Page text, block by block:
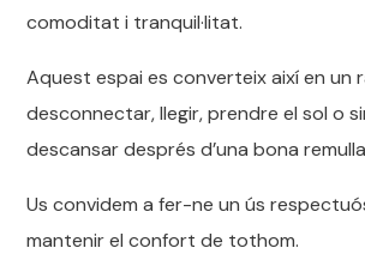
comoditat i tranquil·litat.
Aquest espai es converteix així en un
desconnectar, llegir, prendre el sol o
descansar després d’una bona
Us convidem a fer-ne un ús
mantenir el confort de tothom.